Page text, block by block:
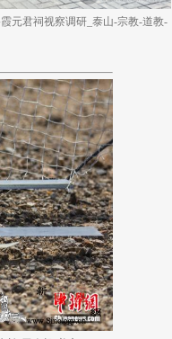
元君祠视察调研_泰山-宗教-道教-